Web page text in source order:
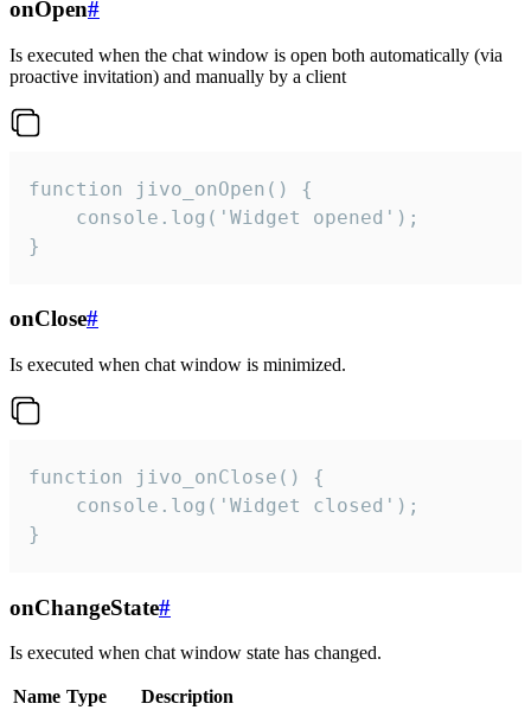
onOpen#
Is executed when the chat window is open both automatically (via
proactive invitation) and manually by a client
function jivo_onOpen() {
    console.log('Widget opened');
}
onClose#
Is executed when chat window is minimized.
function jivo_onClose() {
    console.log('Widget closed');
}
onChangeState#
Is executed when chat window state has changed.
Name Type Description